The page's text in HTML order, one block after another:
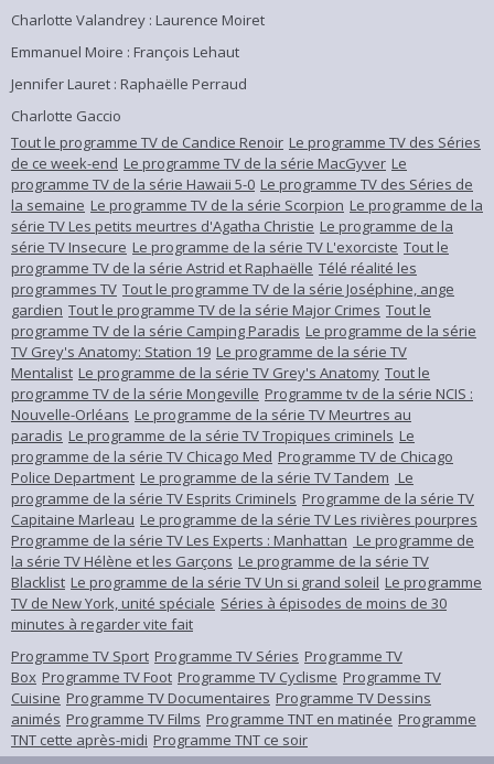
Charlotte Valandrey : Laurence Moiret
Emmanuel Moire : François Lehaut
Jennifer Lauret : Raphaëlle Perraud
Charlotte Gaccio
Tout le programme TV de Candice Renoir Le programme TV des Séries
de ce week-end Le programme TV de la série MacGyver Le
programme TV de la série Hawaii 5-0 Le programme TV des Séries de
la semaine Le programme TV de la série Scorpion Le programme de la
série TV Les petits meurtres d'Agatha Christie Le programme de la
série TV Insecure Le programme de la série TV L'exorciste Tout le
programme TV de la série Astrid et Raphaëlle Télé réalité les
programmes TV Tout le programme TV de la série Joséphine, ange
gardien Tout le programme TV de la série Major Crimes Tout le
programme TV de la série Camping Paradis Le programme de la série
TV Grey's Anatomy: Station 19 Le programme de la série TV
Mentalist Le programme de la série TV Grey's Anatomy Tout le
programme TV de la série Mongeville Programme tv de la série NCIS :
Nouvelle-Orléans Le programme de la série TV Meurtres au
paradis Le programme de la série TV Tropiques criminels Le
programme de la série TV Chicago Med Programme TV de Chicago
Police Department Le programme de la série TV Tandem Le
programme de la série TV Esprits Criminels Programme de la série TV
Capitaine Marleau Le programme de la série TV Les rivières pourpres
Programme de la série TV Les Experts : Manhattan Le programme de
la série TV Hélène et les Garçons Le programme de la série TV
Blacklist Le programme de la série TV Un si grand soleil Le programme
TV de New York, unité spéciale Séries à épisodes de moins de 30
minutes à regarder vite fait
Programme TV Sport Programme TV Séries Programme TV
Box Programme TV Foot Programme TV Cyclisme Programme TV
Cuisine Programme TV Documentaires Programme TV Dessins
animés Programme TV Films Programme TNT en matinée Programme
TNT cette après-midi Programme TNT ce soir